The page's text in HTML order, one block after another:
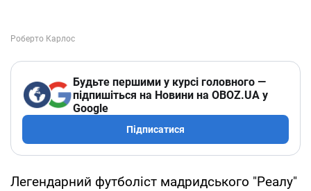
Будьте першими у курсі головного —
підпишіться на Новини на OBOZ.UA у
Google
Підписатися
Легендарний футболіст мадридського "Реалу"